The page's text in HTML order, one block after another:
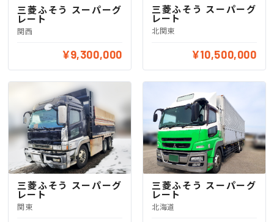
三菱ふそう スーパーグ
レート
関西
¥9,300,000
三菱ふそう スーパーグ
レート
北関東
¥10,500,000
三菱ふそう スーパーグ
レート
関東
三菱ふそう スーパーグ
レート
北海道